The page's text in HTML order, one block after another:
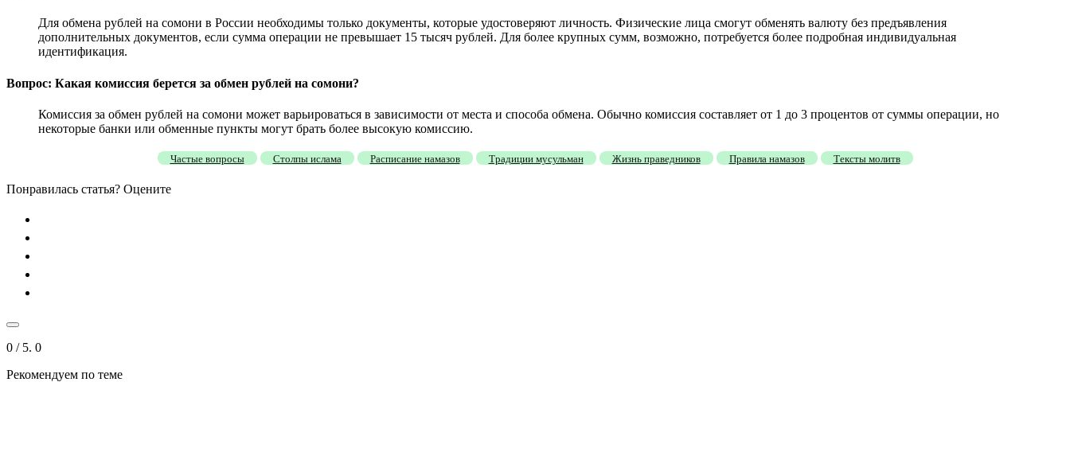
Для обмена рублей на сомони в России необходимы только документы, которые удостоверяют личность. Физические лица смогут обменять валюту без предъявления
дополнительных документов, если сумма операции не превышает 15 тысяч рублей. Для более крупных сумм, возможно, потребуется более подробная индивидуальная
идентификация.
Вопрос: Какая комиссия берется за обмен рублей на сомони?
Комиссия за обмен рублей на сомони может варьироваться в зависимости от места и способа обмена. Обычно комиссия составляет от 1 до 3 процентов от суммы операции, но
некоторые банки или обменные пункты могут брать более высокую комиссию.
Частые вопросы Столпы ислама Расписание намазов Традиции мусульман Жизнь праведников Правила намазов Тексты молитв
Понравилась статья? Оцените
0 / 5. 0
Рекомендуем по теме